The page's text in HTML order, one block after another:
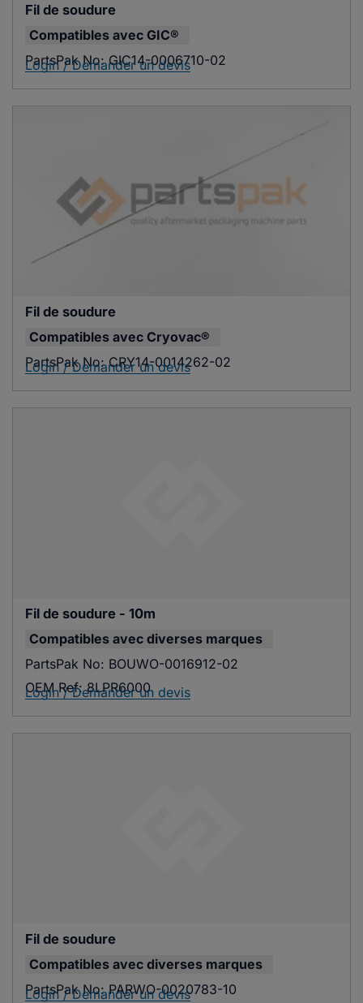
Fil de soudure
Compatibles avec GIC®
PartsPak No:GIC14-0006710-02
Login / Demander un devis
Fil de soudure
Compatibles avec Cryovac®
PartsPak No:CRY14-0014262-02
Login / Demander un devis
Fil de soudure - 10m
Compatibles avec diverses marques
PartsPak No: BOUWO-0016912-02
OEM Ref: 8LPR6000
Login / Demander un devis
Fil de soudure
Compatibles avec diverses marques
PartsPak No:PARWO-0020783-10
Login / Demander un devis